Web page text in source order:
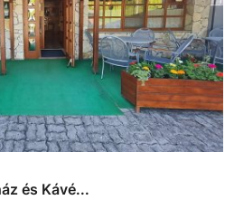
és Kávé...